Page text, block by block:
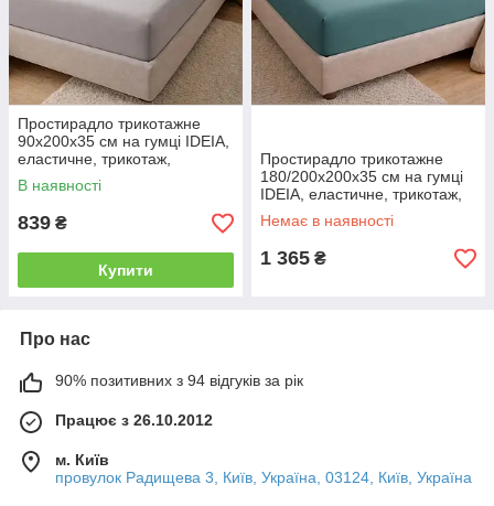
Простирадло трикотажне
90х200х35 см на гумці IDEIA,
еластичне, трикотаж,
бавовна сіре
В наявності
839 ₴
Купити
Простирадло трикотажне
180/200х200х35 см на гумці
IDEIA, еластичне, трикотаж,
бавовна м'ята
Немає в наявності
1 365 ₴
Про нас
90% позитивних з 94 відгуків за рік
Працює з 26.10.2012
м. Київ
провулок Радищева 3, Київ, Україна, 03124, Київ, Україна